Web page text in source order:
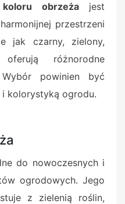
koloru obrzeżajest
przestrzeni
jak czarny, zielony,
różnorodne
powinien być
kolorystyką ogrodu.
do nowoczesnych i
ogrodowych. Jego
z zielenią roślin,